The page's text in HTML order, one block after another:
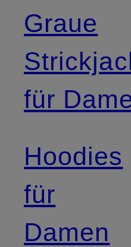
Graue
für
Hoodies
für
Damen